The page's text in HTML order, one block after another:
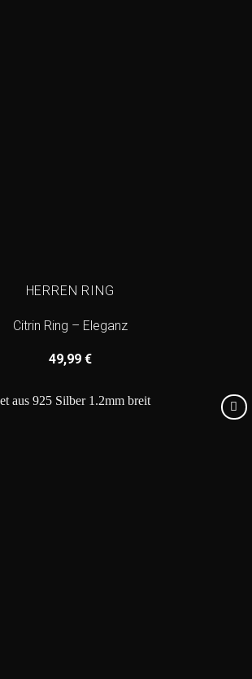
HERREN RING
Citrin Ring – Eleganz
49,99 €